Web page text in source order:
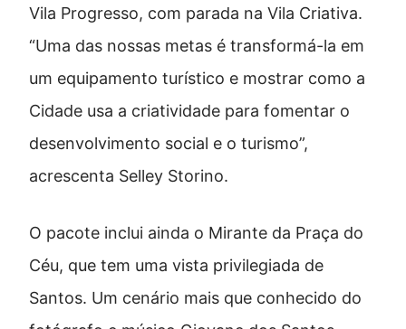
Vila Progresso, com parada na Vila Criativa.
“Uma das nossas metas é transformá-la em
um equipamento turístico e mostrar como a
Cidade usa a criatividade para fomentar o
desenvolvimento social e o turismo”,
acrescenta Selley Storino.
O pacote inclui ainda o Mirante da Praça do
Céu, que tem uma vista privilegiada de
Santos. Um cenário mais que conhecido do